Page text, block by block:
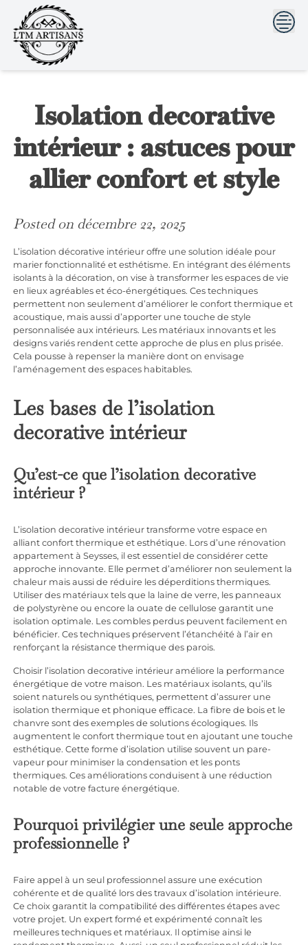
```html```
content
Isolation decorative
intérieur : astuces pour
allier confort et style
Posted on décembre 22, 2025
L’isolation décorative intérieur offre une solution idéale pour
marier fonctionnalité et esthétisme. En intégrant des éléments
isolants à la décoration, on vise à transformer les espaces de vie
en lieux agréables et éco-énergétiques. Ces techniques
permettent non seulement d’améliorer le confort thermique et
acoustique, mais aussi d’apporter une touche de style
personnalisée aux intérieurs. Les matériaux innovants et les
designs variés rendent cette approche de plus en plus prisée.
Cela pousse à repenser la manière dont on envisage
l’aménagement des espaces habitables.
Les bases de l’isolation
decorative intérieur
Qu’est-ce que l’isolation decorative
intérieur ?
L’isolation decorative intérieur transforme votre espace en
alliant confort thermique et esthétique. Lors d’une rénovation
appartement à Seysses, il est essentiel de considérer cette
approche innovante. Elle permet d’améliorer non seulement la
chaleur mais aussi de réduire les déperditions thermiques.
Utiliser des matériaux tels que la laine de verre, les panneaux
de polystyrène ou encore la ouate de cellulose garantit une
isolation optimale. Les combles perdus peuvent facilement en
bénéficier. Ces techniques préservent l’étanchéité à l’air en
renforçant la résistance thermique des parois.
Choisir l’isolation decorative intérieur améliore la performance
énergétique de votre maison. Les matériaux isolants, qu’ils
soient naturels ou synthétiques, permettent d’assurer une
isolation thermique et phonique efficace. La fibre de bois et le
chanvre sont des exemples de solutions écologiques. Ils
augmentent le confort thermique tout en ajoutant une touche
esthétique. Cette forme d’isolation utilise souvent un pare-
vapeur pour minimiser la condensation et les ponts
thermiques. Ces améliorations conduisent à une réduction
notable de votre facture énergétique.
Pourquoi privilégier une seule approche
professionnelle ?
Faire appel à un seul professionnel assure une exécution
cohérente et de qualité lors des travaux d’isolation intérieure.
Ce choix garantit la compatibilité des différentes étapes avec
votre projet. Un expert formé et expérimenté connaît les
meilleures techniques et matériaux. Il optimise ainsi le